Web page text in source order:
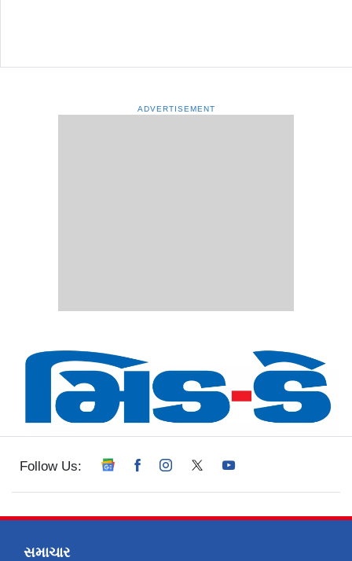
ADVERTISEMENT
Follow Us:
સમાચાર